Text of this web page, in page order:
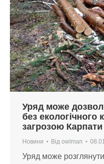
Уряд може
без екологічного
загрозою Карпати
Новини Від owlman
Уряд може